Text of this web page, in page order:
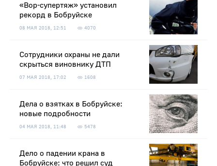
«Вор-супертяж» установил
рекорд в Бобруйске
08 МАЯ 2018, 12:51 4070
Сотрудники охраны не дали
скрыться виновнику ДТП
07 МАЯ 2018, 17:02 1608
Дела о взятках в Бобруйске:
новые подробности
04 МАЯ 2018, 11:48 5478
Дело о падении крана в
Бобруйске: что решил суд